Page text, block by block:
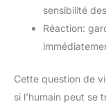
sensibilité
Réaction:
Cette question de
si l’humain peut se